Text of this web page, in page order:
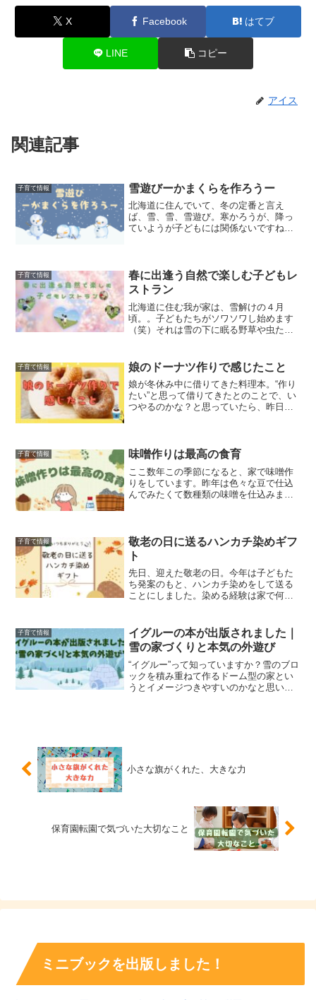
X Facebook はてブ
LINE コピー
アイス
関連記事
子育て情報 雪遊びーかまくらを作ろうー
北海道に住んでいて、冬の定番と言え
ば、雪、雪、雪遊び。寒かろうが、降っ
ていようが子どもには関係ないですね。
遊べばいいのか迷っている...
子育て情報
春に出逢う自然で楽しむ子どもレ
ストラン
北海道に住む我が家は、雪解けの４月
頃。。子どもたちがソワソワし始めます
（笑）それは雪の下に眠る野草や虫たち
にくいということもあっていつもまだか
まだかと待っている子どもた...
子育て情報 娘のドーナツ作りで感じたこと
娘が冬休み中に借りてきた料理本。“作り
たい”と思って借りてきたとのことで、い
つやるのかな？と思っていたら、昨日つ
んでいましたが、、、...
子育て情報 味噌作りは最高の食育
ここ数年この季節になると、家で味噌作
りをしています。昨年は色々な豆で仕込
んでみたくて数種類の味噌を仕込みまし
せてみることにしました。...
子育て情報
敬老の日に送るハンカチ染めギフ
ト
先日、迎えた敬老の日。今年は子どもた
ち発案のもと、ハンカチ染めをして送る
ことにしました。染める経験は家で何度
ログはこちらから↓↓本記事のおすすめの
方・自分で染め物をして...
子育て情報
イグルーの本が出版されました｜
雪の家づくりと本気の外遊び
“イグルー”って知っていますか？雪のブロ
ックを積み重ねて作るドーム型の家とい
うとイメージつきやすいのかなと思いま
小さな旗がくれた、大きな力
保育園転園で気づいた大切なこと
ミニブックを出版しました！